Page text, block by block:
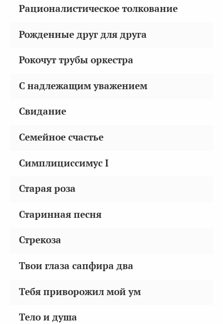
Рационалистическое толкование
Рожденные друг для друга
Рокочут трубы оркестра
С надлежащим уважением
Свидание
Семейное счастье
Симплициссимус I
Старая роза
Старинная песня
Стрекоза
Твои глаза сапфира два
Тебя приворожил мой ум
Тело и душа